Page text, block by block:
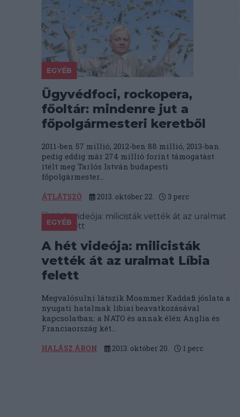
EGYÉB
Ügyvédfoci, rockopera,
főoltár: mindenre jut a
főpolgármesteri keretből
2011-ben 57 millió, 2012-ben 88 millió, 2013-ban
pedig eddig már 274 millió forint támogatást
ítélt meg Tarlós István budapesti
főpolgármester...
ÁTLÁTSZÓ 2013. október 22. 3 perc
EGYÉB
A hét videója: milicisták
vették át az uralmat Líbia
felett
Megvalósulni látszik Moammer Kaddafi jóslata a
nyugati hatalmak líbiai beavatkozásával
kapcsolatban: a NATO és annak élén Anglia és
Franciaország két...
HALÁSZ ÁRON 2013. október 20. 1 perc